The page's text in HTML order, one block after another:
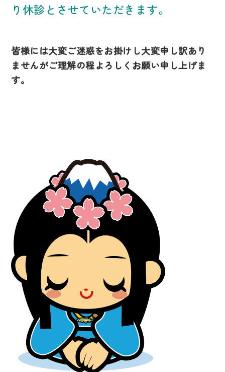
り休診とさせていただきます。
皆様には大変ご迷惑をお掛けし大変申し訳あり
ませんがご理解の程よろしくお願い申し上げま
す。